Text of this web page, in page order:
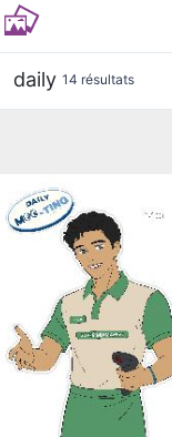
daily 14 résultats